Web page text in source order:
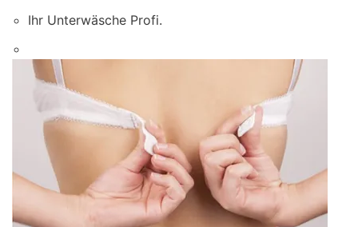
Ihr Unterwäsche Profi.